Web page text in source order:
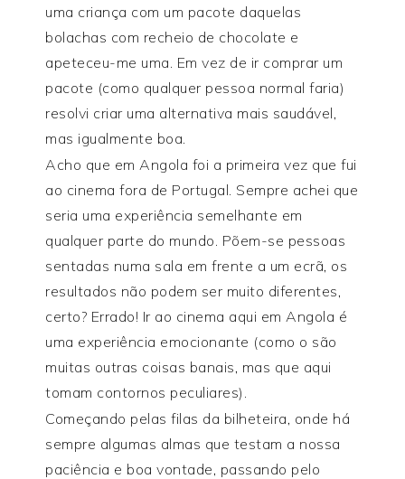
uma criança com um pacote daquelas
bolachas com recheio de chocolate e
apeteceu-me uma. Em vez de ir comprar um
pacote (como qualquer pessoa normal faria)
resolvi criar uma alternativa mais saudável,
mas igualmente boa.
Acho que em Angola foi a primeira vez que fui
ao cinema fora de Portugal. Sempre achei que
seria uma experiência semelhante em
qualquer parte do mundo. Põem-se pessoas
sentadas numa sala em frente a um ecrã, os
resultados não podem ser muito diferentes,
certo? Errado! Ir ao cinema aqui em Angola é
uma experiência emocionante (como o são
muitas outras coisas banais, mas que aqui
tomam contornos peculiares).
Começando pelas filas da bilheteira, onde há
sempre algumas almas que testam a nossa
paciência e boa vontade, passando pelo